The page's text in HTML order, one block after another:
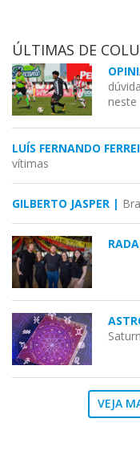
ÚLTIMAS DE
LUÍS FERNANDO
vítimas
GILBERTO JASPER |
VEJA